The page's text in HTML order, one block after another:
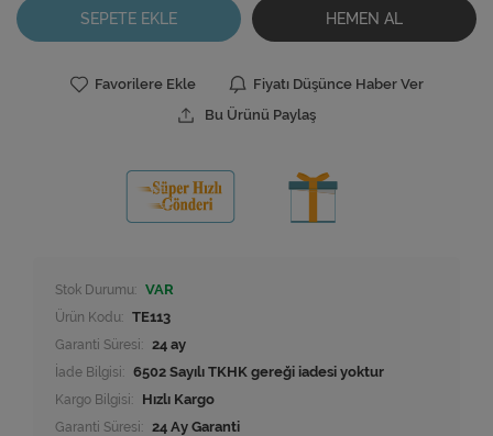
SEPETE EKLE HEMEN AL
Favorilere Ekle
Fiyatı Düşünce Haber Ver
Bu Ürünü Paylaş
Stok Durumu: VAR
Ürün Kodu: TE113
Garanti Süresi: 24 ay
İade Bilgisi:
Kargo Bilgisi: Hızlı Kargo
Garanti Süresi: 24 Ay Garanti